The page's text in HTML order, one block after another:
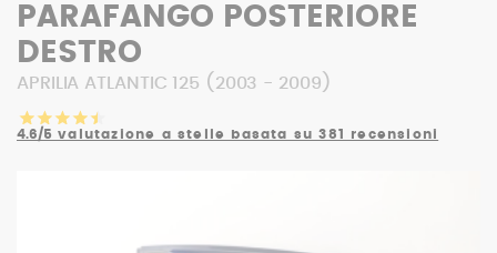
PARAFANGO POSTERIORE
DESTRO
APRILIA ATLANTIC 125 (2003 - 2009)
4.6/5 valutazione a stelle basata su 381 recensioni